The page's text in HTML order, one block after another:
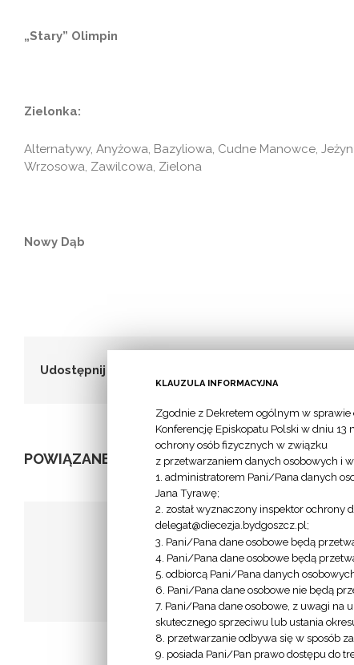
„Stary” Olimpin
Zielonka:
Alternatywy, Anyżowa, Bazyliowa, Cudne Manowce,
Wrzosowa, Zawilcowa, Zielona
Nowy Dąb
Udostępnij to!
POWIĄZANE POSTY
Wtelno – Parafia pw.
św. Michała Archanioła
Ciele
KLAUZULA INFORMACYJNA
Zgodnie z Dekretem ogólnym w
Konferencję Episkopatu Polski w dniu
ochrony osób fizycznych w związku
z przetwarzaniem danych osobowych i
1. administratorem Pani/Pana danych
Jana Tyrawę;
2. został wyznaczony inspektor
delegat@diecezja.bydgoszcz.pl;
3. Pani/Pana dane osobowe będą
4. Pani/Pana dane osobowe będą
5. odbiorcą Pani/Pana danych
6. Pani/Pana dane osobowe nie będą
7. Pani/Pana dane osobowe, z uwagi na
skutecznego sprzeciwu lub ustania
8. przetwarzanie odbywa się w sposób
9. posiada Pani/Pan prawo dostępu do